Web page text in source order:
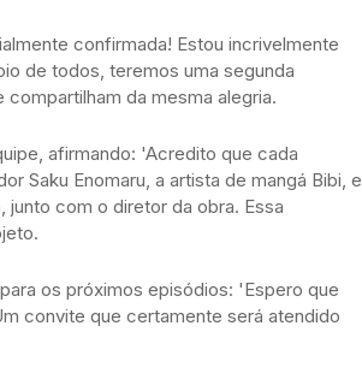
confirmada! Estou incrivelmente
de todos, teremos uma segunda
da mesma alegria.
afirmando: 'Acredito que cada
Saku Enomaru, a artista de mangá Bibi, e
junto com o diretor da obra. Essa
os próximos episódios: 'Espero que
convite que certamente será atendido